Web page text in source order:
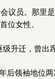
议员。那里
位女性。
升迁，曾
领袖地位